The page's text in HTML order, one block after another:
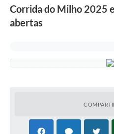
Corrida do Milho 2025
abertas